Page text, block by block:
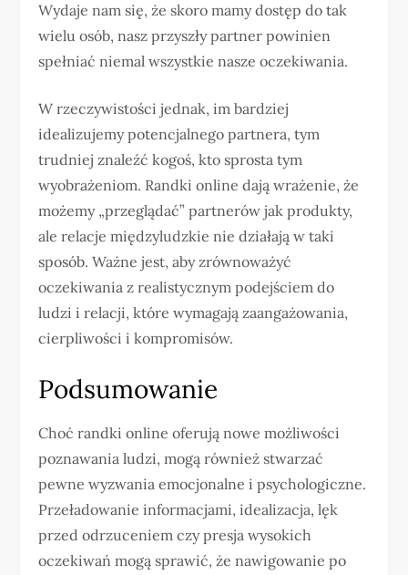
Wydaje nam się, że skoro mamy dostęp do tak
wielu osób, nasz przyszły partner powinien
spełniać niemal wszystkie nasze oczekiwania.
W rzeczywistości jednak, im bardziej
idealizujemy potencjalnego partnera, tym
trudniej znaleźć kogoś, kto sprosta tym
wyobrażeniom. Randki online dają wrażenie, że
możemy „przeglądać” partnerów jak produkty,
ale relacje międzyludzkie nie działają w taki
sposób. Ważne jest, aby zrównoważyć
oczekiwania z realistycznym podejściem do
ludzi i relacji, które wymagają zaangażowania,
cierpliwości i kompromisów.
Podsumowanie
Choć randki online oferują nowe możliwości
poznawania ludzi, mogą również stwarzać
pewne wyzwania emocjonalne i psychologiczne.
Przeładowanie informacjami, idealizacja, lęk
przed odrzuceniem czy presja wysokich
oczekiwań mogą sprawić, że nawigowanie po